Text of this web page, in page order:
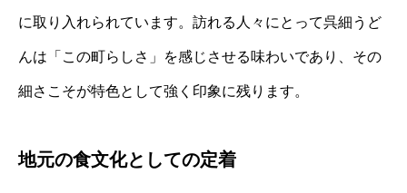
に取り入れられています。訪れる人々にとって呉細うど
んは「この町らしさ」を感じさせる味わいであり、その
細さこそが特色として強く印象に残ります。
地元の食文化としての定着